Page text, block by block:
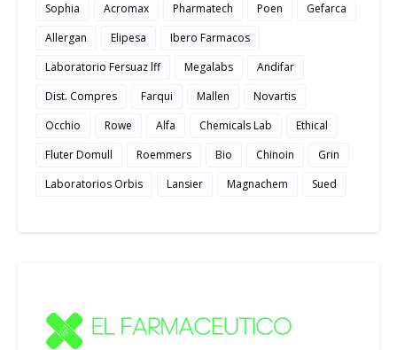
Sophia Acromax Pharmatech Poen
Gefarca
Allergan
Elipesa
Ibero Farmacos
Laboratorio Fersuaz lff
Megalabs
Andifar
Dist. Compres
Farqui Mallen
Novartis
Occhio
Rowe Alfa Chemicals Lab
Ethical
Fluter Domull
Roemmers Bio Chinoin
Grin
Laboratorios Orbis
Lansier Magnachem Sued